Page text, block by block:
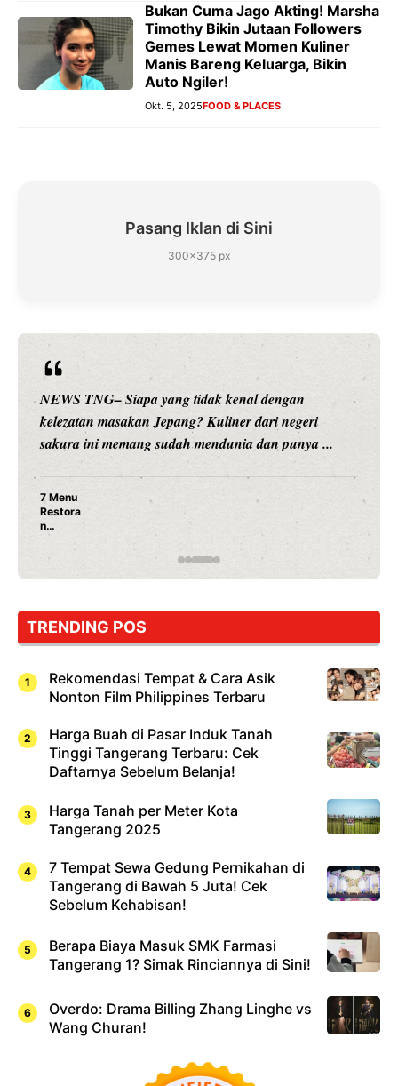
Bukan Cuma Jago Akting! Marsha
Timothy Bikin Jutaan Followers
Gemes Lewat Momen Kuliner
Manis Bareng Keluarga, Bikin
Auto Ngiler!
Okt. 5, 2025FOOD & PLACES
Pasang Iklan di Sini
300×375 px
NEWS TNG– Siapa sangka, dua nama besar di dunia
hiburan, Nunung Srimulat dan Vicky Prasetyo, kini
merambah dunia kuliner dengan ...
Nunung Srimulat & Vicky Prasetyo Buka Restoran
Rahasia Mami Bikin Nagih!
TRENDING POS
Rekomendasi Tempat & Cara Asik
Nonton Film Philippines Terbaru
Harga Buah di Pasar Induk Tanah
Tinggi Tangerang Terbaru: Cek
Daftarnya Sebelum Belanja!
Harga Tanah per Meter Kota
Tangerang 2025
7 Tempat Sewa Gedung Pernikahan di
Tangerang di Bawah 5 Juta! Cek
Sebelum Kehabisan!
Berapa Biaya Masuk SMK Farmasi
Tangerang 1? Simak Rinciannya di Sini!
Overdo: Drama Billing Zhang Linghe vs
Wang Churan!